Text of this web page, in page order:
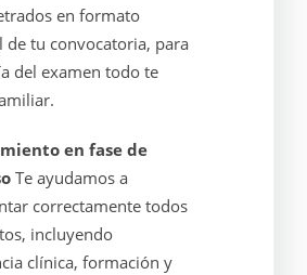
en formato
de tu convocatoria, para
del examen todo te
en fase de
Te ayudamos a
correctamente todos
incluyendo
clínica, formación y